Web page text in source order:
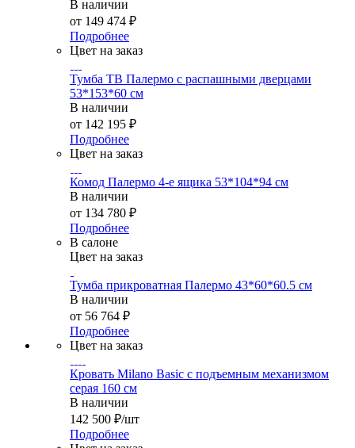
В наличии
от 149 474 ₽
Подробнее
Цвет на заказ
Тумба ТВ Палермо с распашными дверцами
53*153*60 см
В наличии
от 142 195 ₽
Подробнее
Цвет на заказ
Комод Палермо 4-е ящика 53*104*94 см
В наличии
от 134 780 ₽
Подробнее
В салоне
Цвет на заказ
Тумба прикроватная Палермо 43*60*60.5 см
В наличии
от 56 764 ₽
Подробнее
Цвет на заказ
Кровать Milano Basic с подъемным механизмом
серая 160 см
В наличии
142 500 ₽/шт
Подробнее